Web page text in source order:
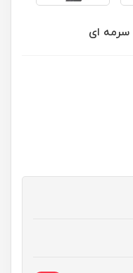
سرمه ای